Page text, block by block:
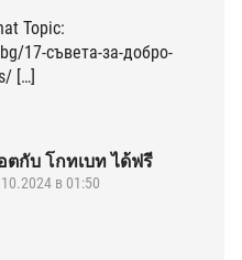
Topic:
17-съвета-за-добро-
[…]
ตกับ โกทเบท ได้ฟรี
в 01:50